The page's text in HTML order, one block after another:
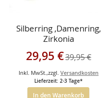
Silberring ,Damenring,
Zirkonia
Sonderangebot
29,95 €39,95 €
Inkl. MwSt.,zzgl. Versandkosten
Lieferzeit: 2-3 Tage*
In den Warenkorb